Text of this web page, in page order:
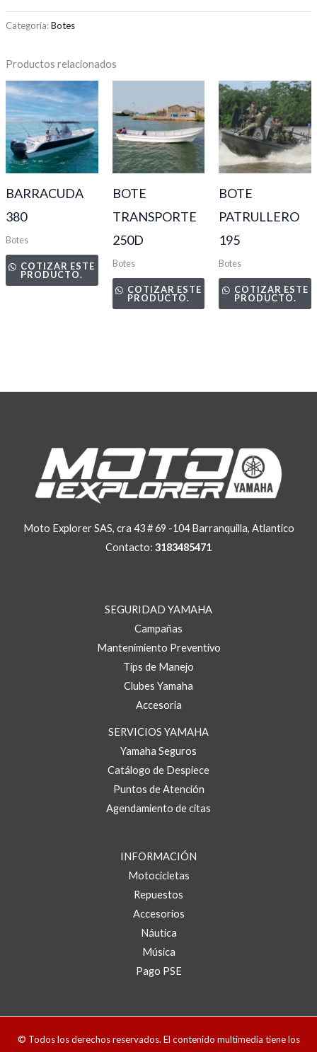
Categoría:Botes
Productos relacionados
BARRACUDA
380
Botes
COTIZAR ESTE
PRODUCTO.
BOTE
TRANSPORTE
250D
Botes
COTIZAR ESTE
PRODUCTO.
BOTE
PATRULLERO
195
Botes
COTIZAR ESTE
PRODUCTO.
Moto Explorer SAS, cra 43 # 69 -104 Barranquilla, Atlantico
Contacto: 3183485471
SEGURIDAD YAMAHA
Campañas
Mantenimiento Preventivo
Tips de Manejo
Clubes Yamaha
Accesoria
SERVICIOS YAMAHA
Yamaha Seguros
Catálogo de Despiece
Puntos de Atención
Agendamiento de citas
INFORMACIÓN
Motocicletas
Repuestos
Accesorios
Náutica
Música
Pago PSE
© Todos los derechos reservados. El contenido multimedia tiene los